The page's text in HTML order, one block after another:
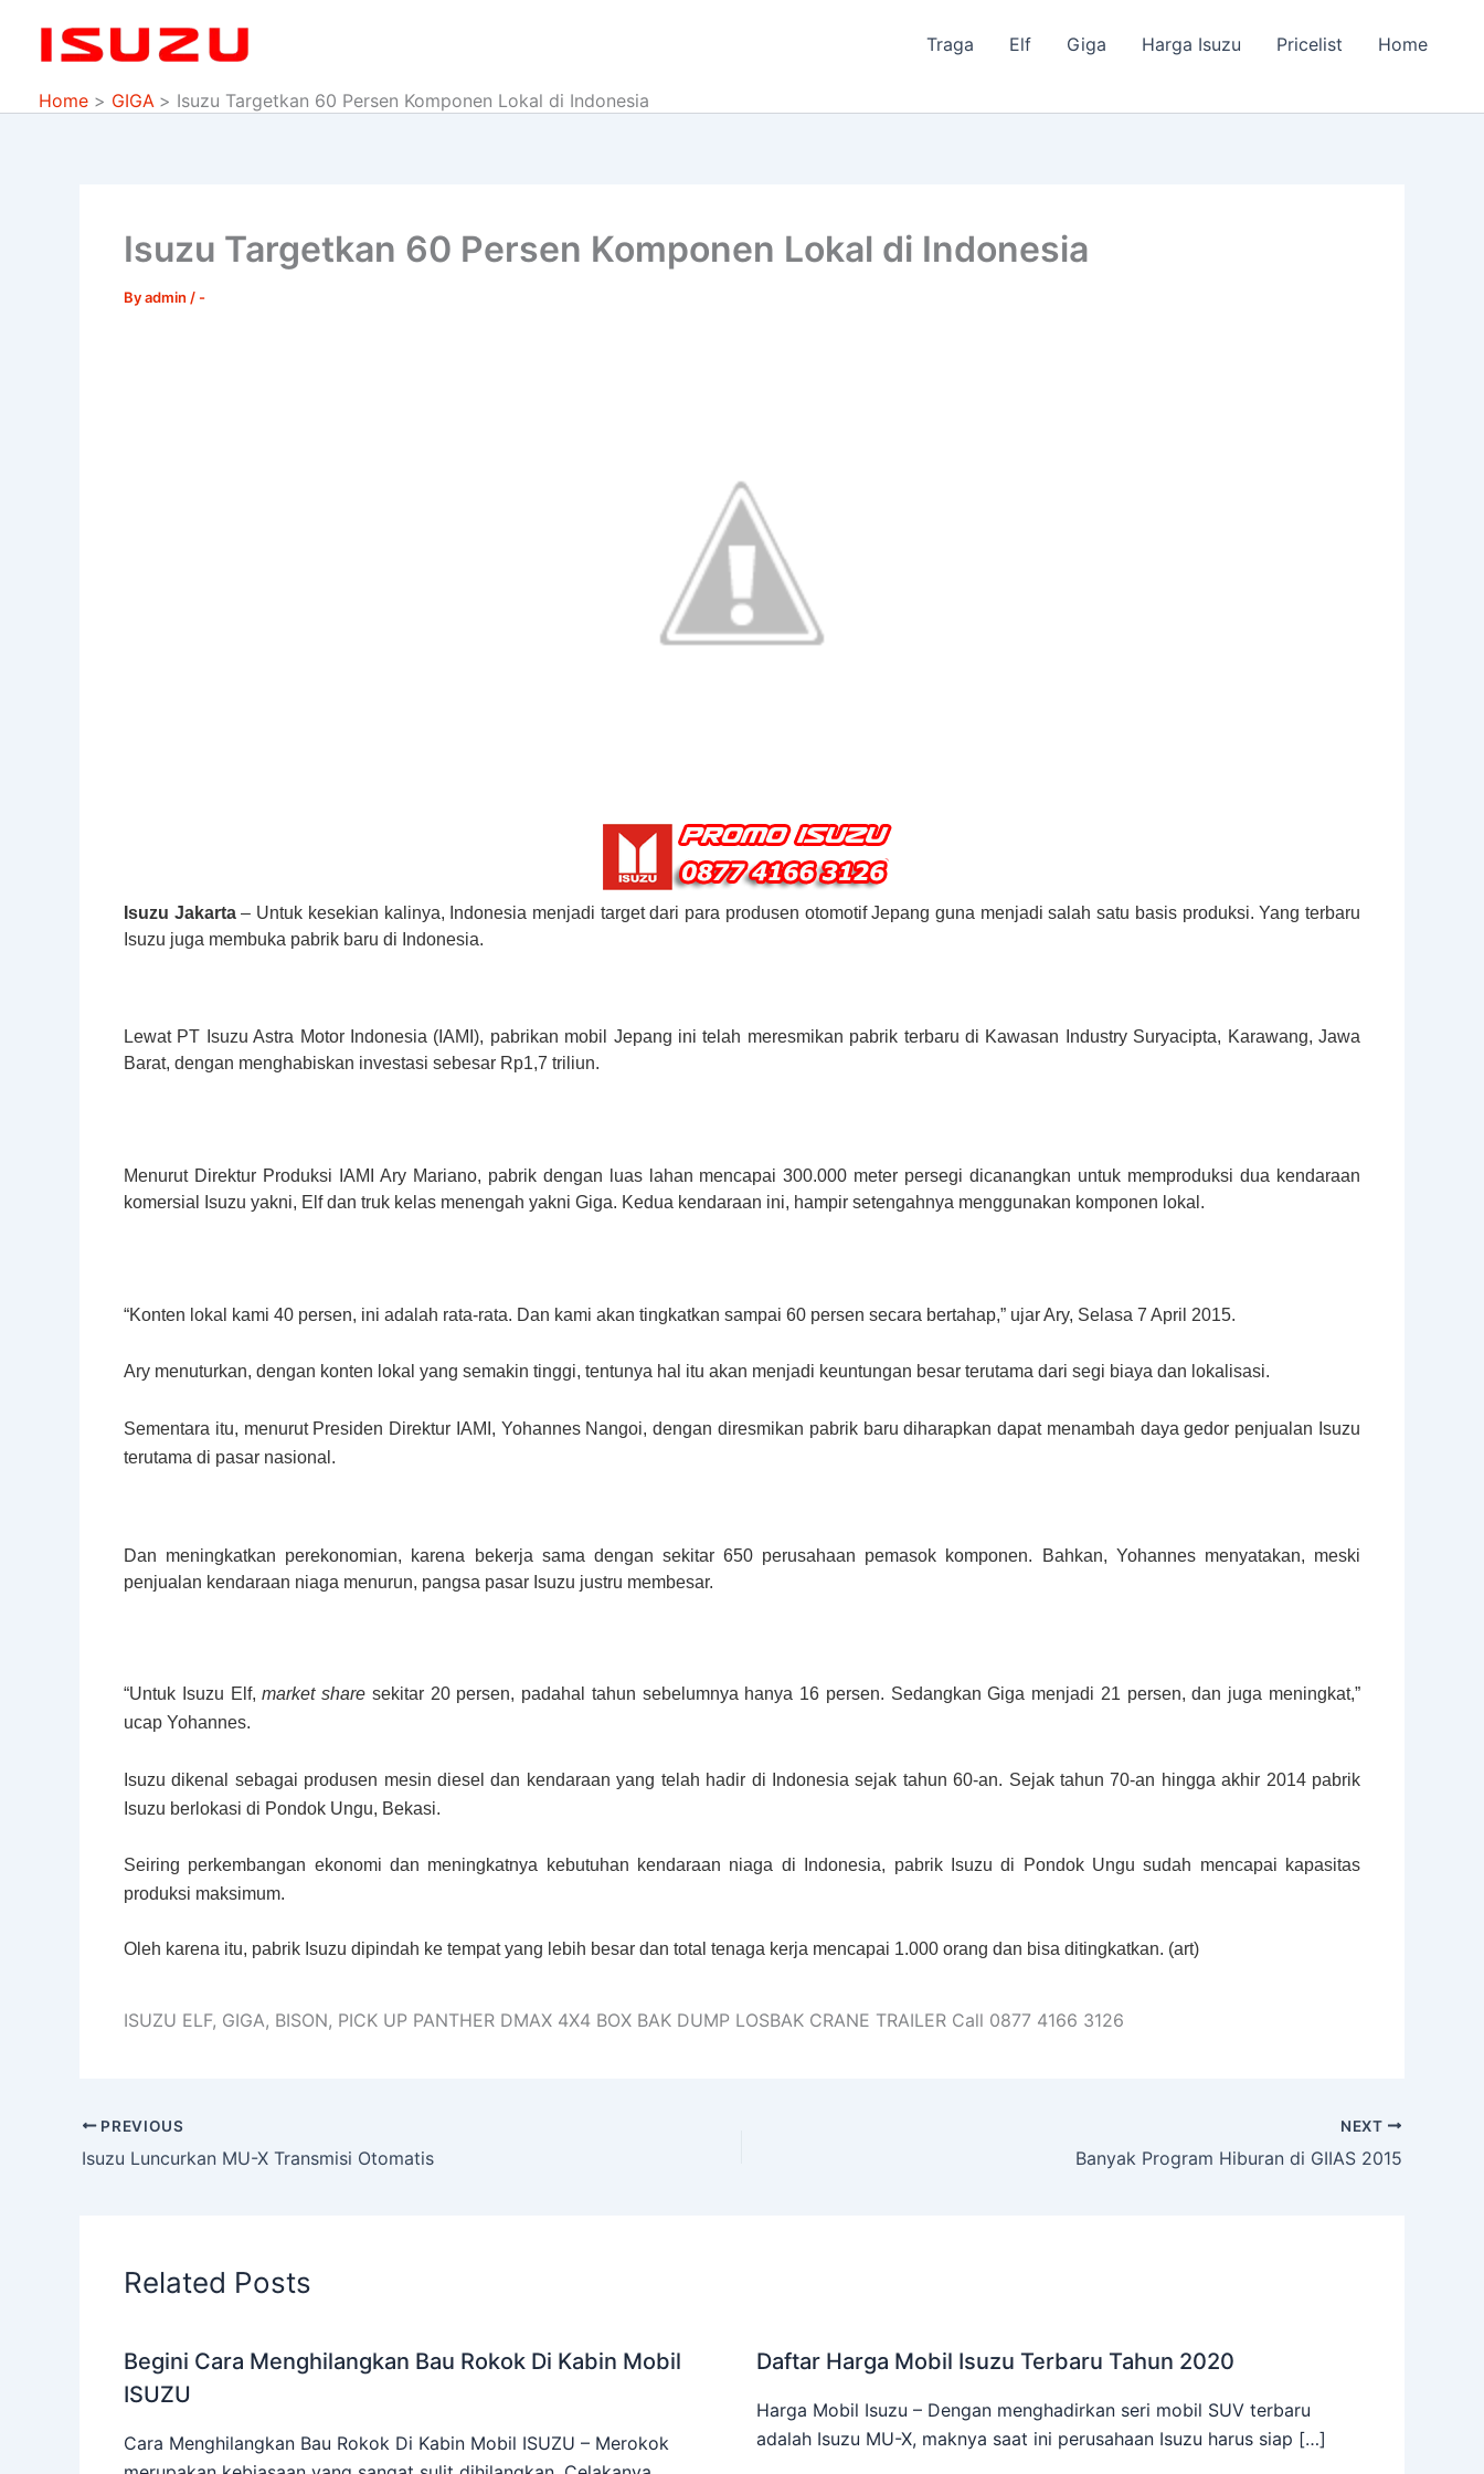
Traga Elf Giga Harga Isuzu Pricelist Home
Home GIGA Isuzu Targetkan 60 Persen Komponen Lokal di Indonesia
Isuzu Targetkan 60 Persen Komponen Lokal di Indonesia
Byadmin / -
Isuzu Jakarta– Untuk kesekian kalinya, Indonesia menjadi target dari para produsen otomotif Jepang guna menjadi salah satu basis produksi. Yang terbaru
Isuzu juga membuka pabrik baru di Indonesia.
Lewat PT Isuzu Astra Motor Indonesia (IAMI), pabrikan mobil Jepang ini telah meresmikan pabrik terbaru di Kawasan Industry Suryacipta, Karawang, Jawa
Barat, dengan menghabiskan investasi sebesar Rp1,7 triliun.
Menurut Direktur Produksi IAMI Ary Mariano, pabrik dengan luas lahan mencapai 300.000 meter persegi dicanangkan untuk memproduksi dua kendaraan
komersial Isuzu yakni, Elf dan truk kelas menengah yakni Giga. Kedua kendaraan ini, hampir setengahnya menggunakan komponen lokal.
“Konten lokal kami 40 persen, ini adalah rata-rata. Dan kami akan tingkatkan sampai 60 persen secara bertahap,” ujar Ary, Selasa 7 April 2015.
Ary menuturkan, dengan konten lokal yang semakin tinggi, tentunya hal itu akan menjadi keuntungan besar terutama dari segi biaya dan lokalisasi.
Sementara itu, menurut Presiden Direktur IAMI, Yohannes Nangoi, dengan diresmikan pabrik baru diharapkan dapat menambah daya gedor penjualan Isuzu
terutama di pasar nasional.
Dan meningkatkan perekonomian, karena bekerja sama dengan sekitar 650 perusahaan pemasok komponen. Bahkan, Yohannes menyatakan, meski
penjualan kendaraan niaga menurun, pangsa pasar Isuzu justru membesar.
“Untuk Isuzu Elf,market share sekitar 20 persen, padahal tahun sebelumnya hanya 16 persen. Sedangkan Giga menjadi 21 persen, dan juga meningkat,”
ucap Yohannes.
Isuzu dikenal sebagai produsen mesin diesel dan kendaraan yang telah hadir di Indonesia sejak tahun 60-an. Sejak tahun 70-an hingga akhir 2014 pabrik
Isuzu berlokasi di Pondok Ungu, Bekasi.
Seiring perkembangan ekonomi dan meningkatnya kebutuhan kendaraan niaga di Indonesia, pabrik Isuzu di Pondok Ungu sudah mencapai kapasitas
produksi maksimum.
Oleh karena itu, pabrik Isuzu dipindah ke tempat yang lebih besar dan total tenaga kerja mencapai 1.000 orang dan bisa ditingkatkan. (art)
ISUZU ELF, GIGA, BISON, PICK UP PANTHER DMAX 4X4 BOX BAK DUMP LOSBAK CRANE TRAILER Call 0877 4166 3126
PREVIOUS
Isuzu Luncurkan MU-X Transmisi Otomatis
NEXT
Banyak Program Hiburan di GIIAS 2015
Related Posts
Begini Cara Menghilangkan Bau Rokok Di Kabin Mobil
ISUZU
Cara Menghilangkan Bau Rokok Di Kabin Mobil ISUZU – Merokok
Daftar Harga Mobil Isuzu Terbaru Tahun 2020
Harga Mobil Isuzu – Dengan menghadirkan seri mobil SUV terbaru
adalah Isuzu MU-X, maknya saat ini perusahaan Isuzu harus siap […]